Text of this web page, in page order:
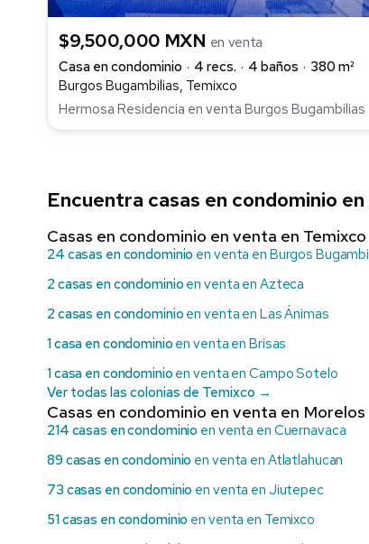
$9,500,000 MXN en venta
Casa en condominio
4 recs. 4 baños
380 m²
Burgos Bugambilias, Temixco
Hermosa Residencia en venta Burgos Bugambilias
Encuentra casas en condominio
Casas en condominio en venta en Temixco
24 casas en condominio en venta en Burgos
2 casas en condominio en venta en Azteca
2 casas en condominio en venta en Las Ánimas
1 casa en condominio en venta en Brisas
1 casa en condominio en venta en Campo Sotelo
Ver todas las colonias de Temixco →
Casas en condominio en venta en Morelos
214 casas en condominio en venta en Cuernavaca
89 casas en condominio en venta en Atlatlahucan
73 casas en condominio en venta en Jiutepec
51 casas en condominio en venta en Temixco